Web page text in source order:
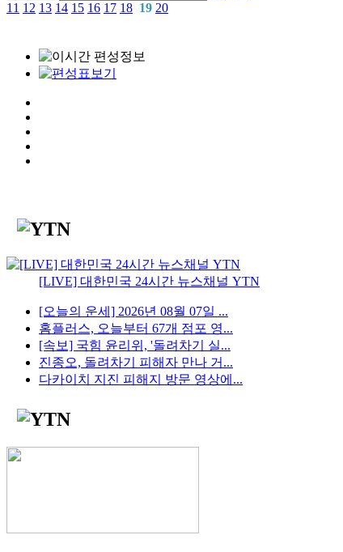
11 12 13 14 15 16 17 18 19 20
[LIVE] 대한민국 24시간 뉴스채널 YTN
[오늘의 운세] 2026년 08월 07일 ...
홈플러스, 오늘부터 67개 점포 영...
[속보] 국힘 윤리위, '돌려차기 실...
진종오, 돌려차기 피해자 만나 거...
다카이치 지진 피해지 방문 영상에...